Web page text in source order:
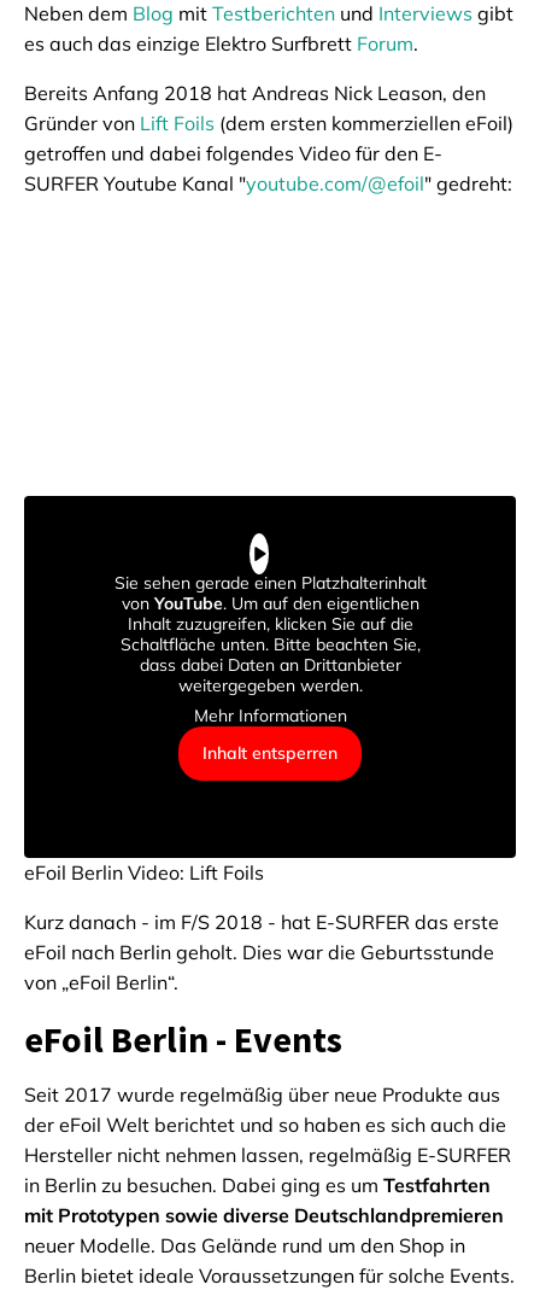
Neben dem Blog mit Testberichten und Interviews gibt
es auch das einzige Elektro Surfbrett Forum.
Bereits Anfang 2018 hat Andreas Nick Leason, den
Gründer von Lift Foils (dem ersten kommerziellen eFoil)
getroffen und dabei folgendes Video für den E-
SURFER Youtube Kanal "youtube.com/@efoil" gedreht:
Sie sehen gerade einen Platzhalterinhalt
vonYouTube. Um auf den eigentlichen
Inhalt zuzugreifen, klicken Sie auf die
Schaltfläche unten. Bitte beachten Sie,
dass dabei Daten an Drittanbieter
weitergegeben werden.
Mehr Informationen
Inhalt entsperren
eFoil Berlin Video: Lift Foils
Kurz danach - im F/S 2018 - hat E-SURFER das erste
eFoil nach Berlin geholt. Dies war die Geburtsstunde
von „eFoil Berlin“.
eFoil Berlin - Events
Seit 2017 wurde regelmäßig über neue Produkte aus
der eFoil Welt berichtet und so haben es sich auch die
Hersteller nicht nehmen lassen, regelmäßig E-SURFER
in Berlin zu besuchen. Dabei ging es um Testfahrten
mit Prototypen sowie diverse Deutschlandpremieren
neuer Modelle. Das Gelände rund um den Shop in
Berlin bietet ideale Voraussetzungen für solche Events.